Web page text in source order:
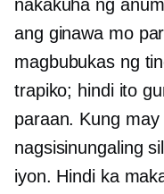
nakakuha ng
ang ginawa mo
magbubukas ng
trapiko; hindi ito
paraan. Kung
nagsisinungaling
iyon. Hindi ka